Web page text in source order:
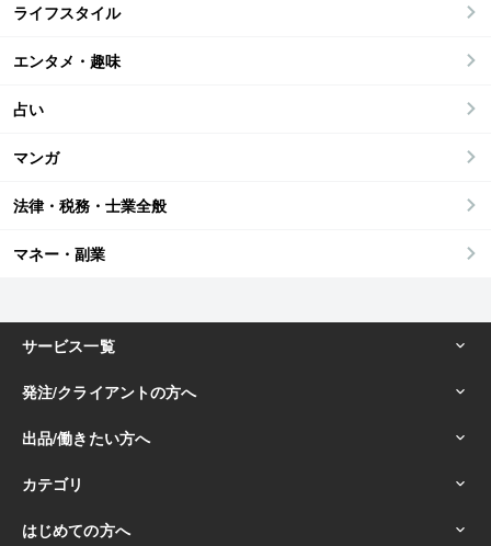
ライフスタイル
エンタメ・趣味
占い
マンガ
法律・税務・士業全般
マネー・副業